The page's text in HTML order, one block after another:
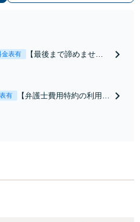
金表有
【最後まで諦めませ
合意してしまう前にご
有
【弁護士費用特約の利用＆
は損をしてしまうかもしれ